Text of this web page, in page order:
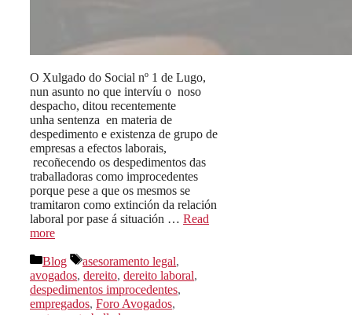
O Xulgado do Social nº 1 de Lugo,
nun asunto no que intervíu o noso
despacho, ditou recentemente
unha sentenza en materia de
despedimento e existenza de grupo de
empresas a efectos laborais,
recoñecendo os despedimentos das
traballadoras como improcedentes
porque pese a que os mesmos se
tramitaron como extinción da relación
laboral por pase á situación … Read
more
Categorías
Blog Etiquetas
asesoramento legal,
avogados, dereito, dereito laboral,
despedimentos improcedentes,
empregados, Foro Avogados,